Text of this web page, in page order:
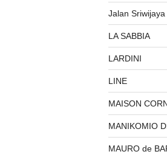
Jalan Sriwijaya
LA SABBIA
LARDINI
LINE
MAISON
MANIKOMIO
MAURO de